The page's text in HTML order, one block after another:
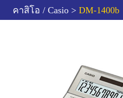
คาสิโอ / Casio > DM-1400b